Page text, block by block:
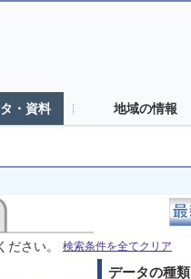
・資料 地域の情報
さい。 検索条件を全てクリア
データの種類